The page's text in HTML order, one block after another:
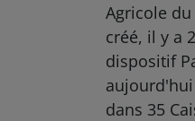
Agricole
créé, il y a
dispositif
dans 35